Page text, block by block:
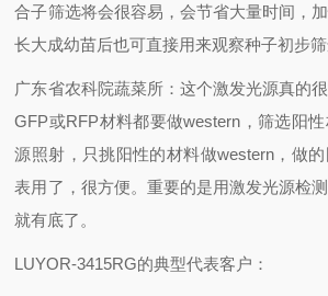
合子筛选将会很容易，会节省大量时间，
长大成幼苗后也可直接用来观察种子初步筛
广东省农科院蔬菜所： 这个激发光源真的
GFP或RFP材料都要做western，筛选阳
源照射，只挑阳性的材料做western，做
表用了，很方便。重要的是用激发光源检
就有底了。
LUYOR-3415RG的典型代表客户：